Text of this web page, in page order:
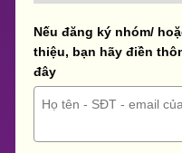
Nếu đăng ký nhóm/
thiệu, bạn hãy điền
đây